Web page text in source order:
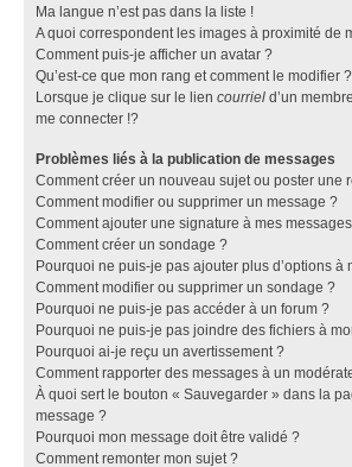
Ma langue n’est pas dans la liste !
A quoi correspondent les images à proximité de
Comment puis-je afficher un avatar ?
Qu’est-ce que mon rang et comment le modifier ?
Lorsque je clique sur le lien courriel d’un
me connecter !?
Problèmes liés à la publication de messages
Comment créer un nouveau sujet ou poster une
Comment modifier ou supprimer un message ?
Comment ajouter une signature à mes
Comment créer un sondage ?
Pourquoi ne puis-je pas ajouter plus d’options à
Comment modifier ou supprimer un sondage ?
Pourquoi ne puis-je pas accéder à un forum ?
Pourquoi ne puis-je pas joindre des fichiers à
Pourquoi ai-je reçu un avertissement ?
Comment rapporter des messages à un
À quoi sert le bouton « Sauvegarder » dans la
message ?
Pourquoi mon message doit être validé ?
Comment remonter mon sujet ?